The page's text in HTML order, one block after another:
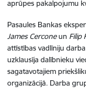
aprūpes pakalpojumu
Pasaules Bankas
James Cercone un Filip
attīstības vadlīniju
uzklausīja dalībnieku
sagatavotajiem
organizācijā. Darba